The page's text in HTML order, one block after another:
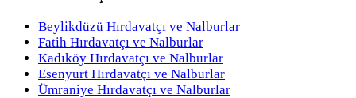
Beylikdüzü Hırdavatçı ve Nalburlar
Fatih Hırdavatçı ve Nalburlar
Kadıköy Hırdavatçı ve Nalburlar
Esenyurt Hırdavatçı ve Nalburlar
Ümraniye Hırdavatçı ve Nalburlar